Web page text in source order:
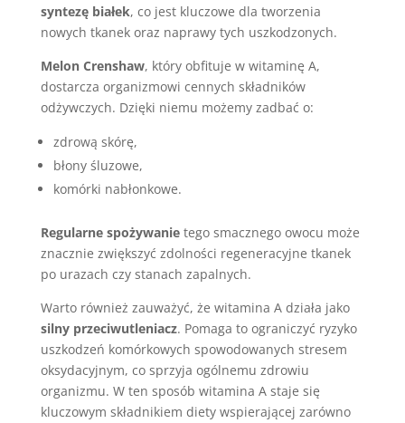
syntezę białek, co jest kluczowe dla tworzenia
nowych tkanek oraz naprawy tych uszkodzonych.
Melon Crenshaw, który obfituje w witaminę A,
dostarcza organizmowi cennych składników
odżywczych. Dzięki niemu możemy zadbać o:
zdrową skórę,
błony śluzowe,
komórki nabłonkowe.
Regularne spożywanietego smacznego owocu może
znacznie zwiększyć zdolności regeneracyjne tkanek
po urazach czy stanach zapalnych.
Warto również zauważyć, że witamina A działa jako
silny przeciwutleniacz. Pomaga to ograniczyć ryzyko
uszkodzeń komórkowych spowodowanych stresem
oksydacyjnym, co sprzyja ogólnemu zdrowiu
organizmu. W ten sposób witamina A staje się
kluczowym składnikiem diety wspierającej zarówno